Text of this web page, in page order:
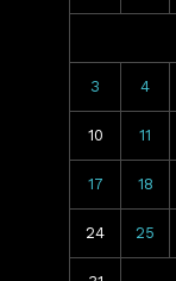
3 4
10 11
17 18
24 25